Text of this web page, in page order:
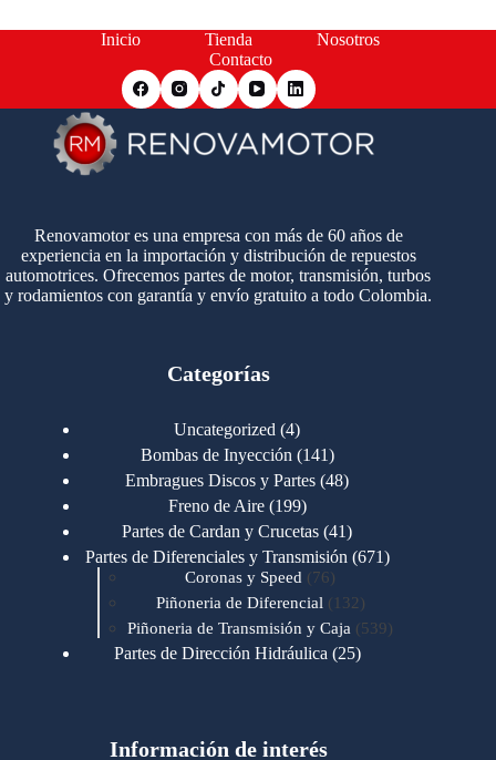
Inicio Tienda
Nosotros
Contacto
Renovamotor es una empresa con más de 60 años de
experiencia en la importación y distribución de repuestos
automotrices. Ofrecemos partes de motor, transmisión, turbos
y rodamientos con garantía y envío gratuito a todo Colombia.
Categorías
Uncategorized 44
productos
Bombas de Inyección 141141
productos
Embragues Discos y Partes 4848
Freno de Aire 199199
productos
Partes de Cardan y Crucetas 4141
productos
Partes de Diferenciales y Transmisión 671671
Coronas y Speed 7676
productos
Piñoneria de Diferencial 132 132
productos
Piñoneria de Transmisión y Caja 539539
Partes de Dirección Hidráulica 2525
Motores Cummins 723
Información de interés